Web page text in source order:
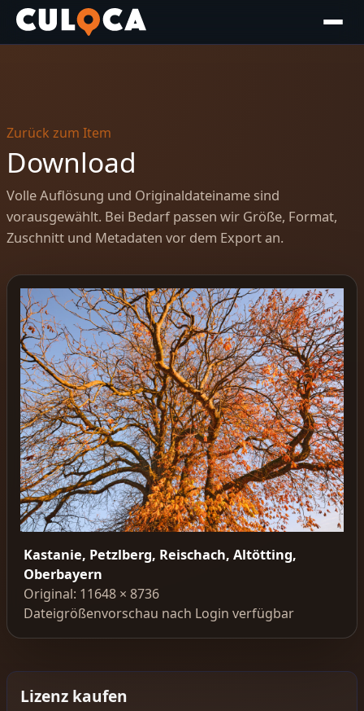
Zurück zum Item
Download
Volle Auflösung und Originaldateiname sind
vorausgewählt. Bei Bedarf passen wir Größe, Format,
Zuschnitt und Metadaten vor dem Export an.
Kastanie, Petzlberg, Reischach, Altötting,
Oberbayern
Original: 11648 × 8736
Dateigrößenvorschau nach Login verfügbar
Lizenz kaufen